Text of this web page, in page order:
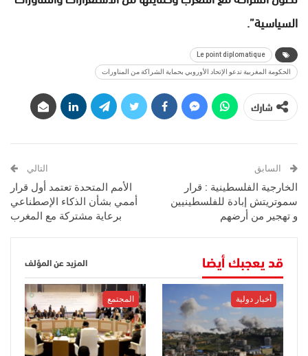
السياسية”.
Le point diplomatique
الحكومة المغربية تدعو الإتحاد الأوروبي بحماية الشراكة من المناورات
شارك
السابق
الخارجية الفلسطينية : قرار
سموتريتش إبادة للفلسطينيين
و تهجير من أرضهم
التالي
الأمم المتحدة تعتمد أول قرار
أممي بشأن الذكاء الإصطناعي
برعاية مشتركة مع المغرب
قد يعجبك أيضا المزيد عن المؤلف
أخبار دولية المجتمع